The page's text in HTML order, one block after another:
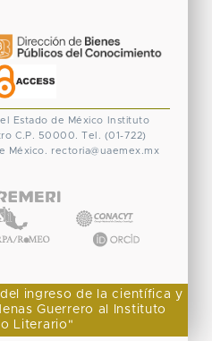
Estado de México
Instituto
C.P. 50000. Tel. (01-722)
México. rectoria@uaemex.mx
ingreso de la científica y
Guerrero al Instituto
Literario"